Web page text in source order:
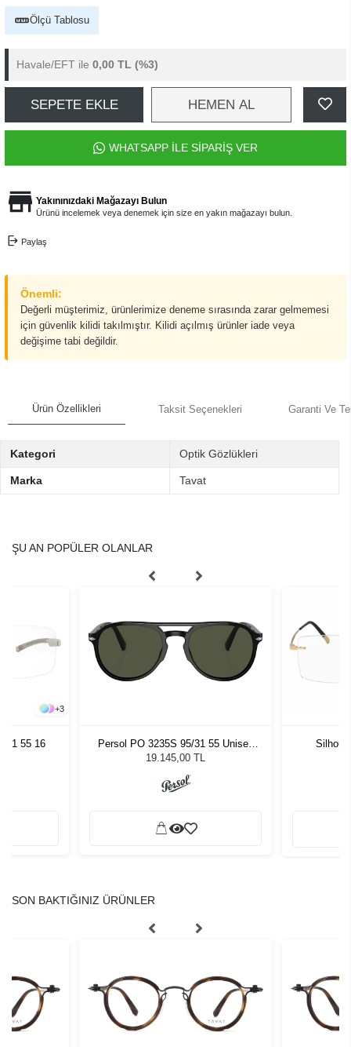
Ölçü Tablosu
Havale/EFT ile 0,00 TL (%3)
SEPETE EKLE HEMEN AL
WHATSAPP İLE SİPARİŞ VER
Yakınınızdaki Mağazayı Bulun
Ürünü incelemek veya denemek için size en yakın mağazayı bulun.
Paylaş
Önemli:
Değerli müşterimiz, ürünlerimize deneme sırasında zarar gelmemesi
için güvenlik kilidi takılmıştır. Kilidi açılmış ürünler iade veya
değişime tabi değildir.
Ürün Özellikleri Taksit Seçenekleri Garanti Ve
Kategori Optik Gözlükleri
Marka Tavat
ŞU AN POPÜLER OLANLAR
+3
55 16
Persol PO 3235S 95/31 55 Unisex
Güneş Gözlüğü
19.145,00 TL
SON BAKTIĞINIZ ÜRÜNLER